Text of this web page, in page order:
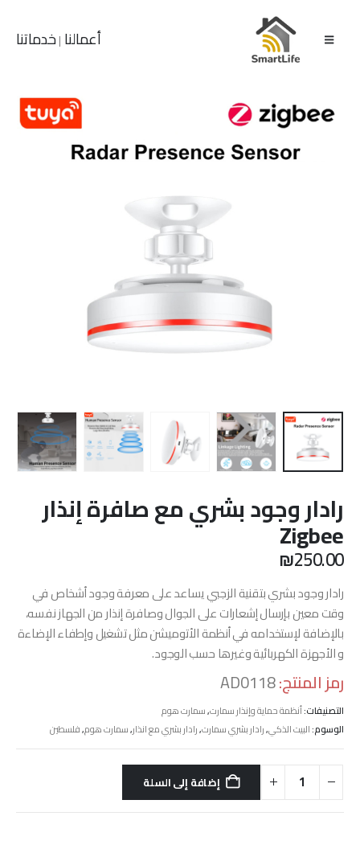
أعمالنا |خدماتنا
رادار وجود بشري مع صافرة إنذار
Zigbee
₪250.00
رادار وجود بشري بتقنية الزجبي يساعد على معرفة وجود أشخاص في
وقت معين بإرسال إشعارات على الجوال وصافرة إنذار من الجهاز نفسه،
بالإضافة لإستخدامه في أنظمة الأتوميشن مثل تشغيل وإطفاء الإضاءة
و الأجهزة الكهربائية وغيرها حسب الوجود.
رمز المنتج:AD0118
التصنيفات:أنظمة حماية وإنذار سمارت,سمارت هوم
الوسوم:البيت الذكي,رادار بشري سمارت,رادار بشري مع انذار,سمارت هوم,فلسطين
إضافة إلى السلة